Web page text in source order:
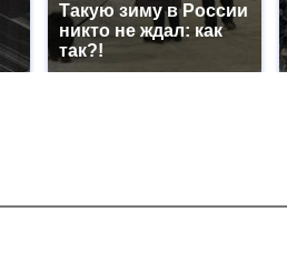
Такую зиму в России
никто не ждал: как
так?!